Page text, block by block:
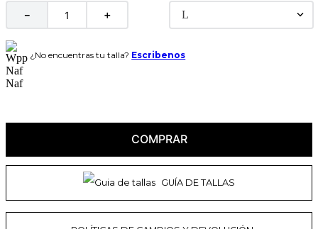
＋
－ L
¿No encuentras tu talla? Escribenos
COMPRAR
GUÍA DE TALLAS